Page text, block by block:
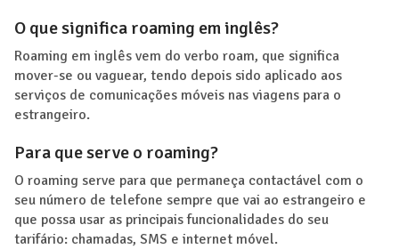
O que significa roaming em inglês?
Roaming em inglês vem do verbo roam, que significa
mover-se ou vaguear, tendo depois sido aplicado aos
serviços de comunicações móveis nas viagens para o
estrangeiro.
Para que serve o roaming?
O roaming serve para que permaneça contactável com o
seu número de telefone sempre que vai ao estrangeiro e
que possa usar as principais funcionalidades do seu
tarifário: chamadas, SMS e internet móvel.